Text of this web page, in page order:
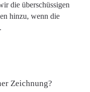
die überschüssigen
hinzu, wenn die
Zeichnung?